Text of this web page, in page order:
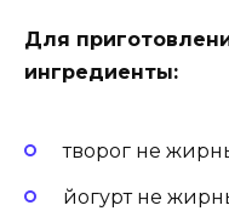
Для
ингредиенты:
творог не
йогурт не